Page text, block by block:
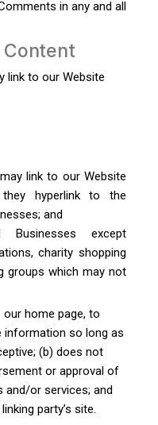
in any and all
Content
link to our Website
link to our Website
hyperlink to the
and
Businesses except
charity shopping
groups which may not
home page, to
information so long as
(b) does not
or approval of
and/or services; and
party’s site.